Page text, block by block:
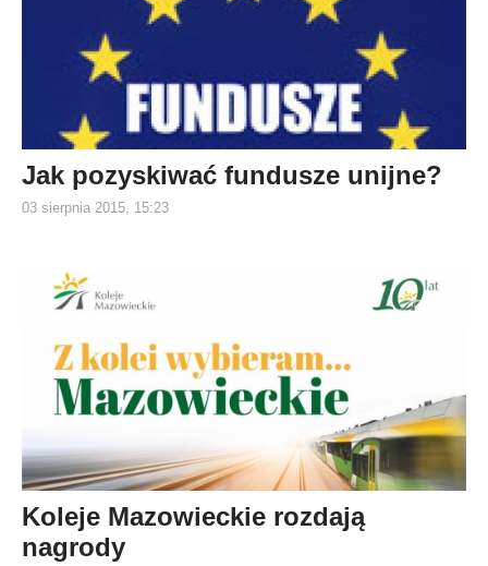
Jak pozyskiwać fundusze unijne?
03 sierpnia 2015, 15:23
Koleje Mazowieckie rozdają
nagrody